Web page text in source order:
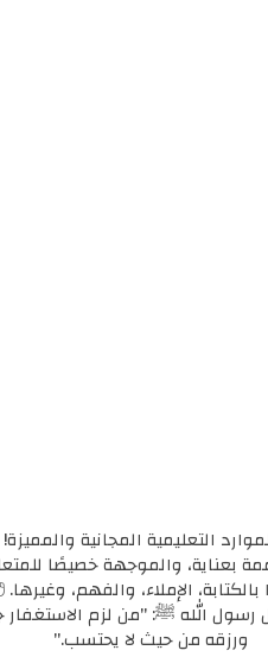
بعناية، والموجهة خصيصًا
بالكتابة، الإملاء، والفهم،
رسول الله ﷺ: "من لزم
ورزقه من حيث لا يحتسب."